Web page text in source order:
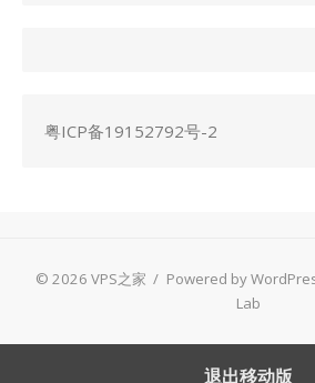
粤ICP备19152792号-2
© 2026 VPS之家 / Powered by
Lab
退出移动版